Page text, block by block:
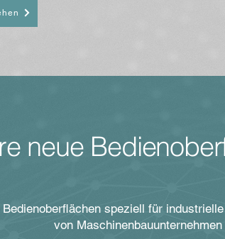
neue
speziell für
von